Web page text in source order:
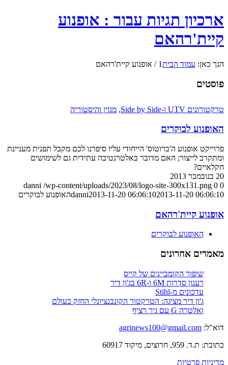
ארכיון תגיות עבור : אופנוע
קיית'רהאם
הנך כאן: עמוד הבית1
/ אופנוע קיית'רהאם
פוסטים
טרקטורונים UTV ו-Side by Side , מגזין והיסטוריה
האופנוע לבוקרים
פרוייקט אופנוע ה'ברוטוס' הייחודי עליו סיפרנו לכם מקבל תפנית מעניינת
ומתקרב לייצור; האם מדובר באלטרנטיבה עתידית גם לשימושים
חקלאיים?
20 בנובמבר 2013
0
0
danni /wp-content/uploads/2023/08/logo-site-300x131.png
danni2013-11-20 06:06:102013-11-20 06:06:10 האופנוע לבוקרים
אופנוע קיית'רהאם
האופנוע לבוקרים
מאמרים אחרונים
שיפור הקומביינים של קייס
רענון סדרות 6M ו-6R בג'ון דיר
עדכונים מ-Stihl
ג'ון דיר מציגה: הטרקטור הקונבנציונלי החזק בעולם
ואלטרה G עם גיר רציף
דוא"ל: agrinews100@gmail.com
כתובת: ת.ד. 959, חרוצים, מיקוד 60917
מדיניות פרטיות